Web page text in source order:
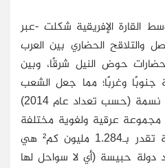
القارة الإفريقية شكلت -عبر
والتلاقح الحضاري بين العرب
وحضارات حوض النيل شرقًا، وبين
جنوبًا وغربًا؛ مما جعل الشعب
يتكون من أكثر من 200 مجموعة عرقية ولغوية مختلفة
تتوزع على مساحة جغرافية تقدر بـ1.284 مليون كم² هي
دولة حبيسة (أي لا سواحل لها